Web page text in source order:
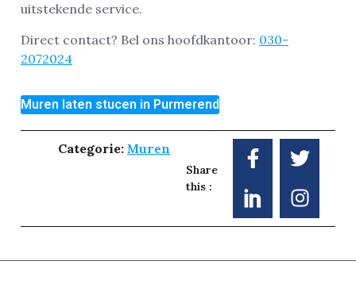
uitstekende service.
Direct contact? Bel ons hoofdkantoor: 030-
2072024
Muren laten stucen in Purmerend
Categorie: Muren
Share
this :